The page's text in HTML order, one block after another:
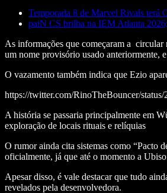
Temporada 8 de Marvel Rivals terá
paiN CS brilha na IEM Atlanta
As informações que começaram a
um nome provisório usado anteriormente,
O vazamento também indica que Ezio
https://twitter.com/RinoTheBouncer/
A história se passaria principalmente em
exploração de locais rituais e relíquias
O rumor ainda cita sistemas como “Pacto
oficialmente, já que até o momento a
Apesar disso, é vale destacar que tudo
revelados pela desenvolvedora.